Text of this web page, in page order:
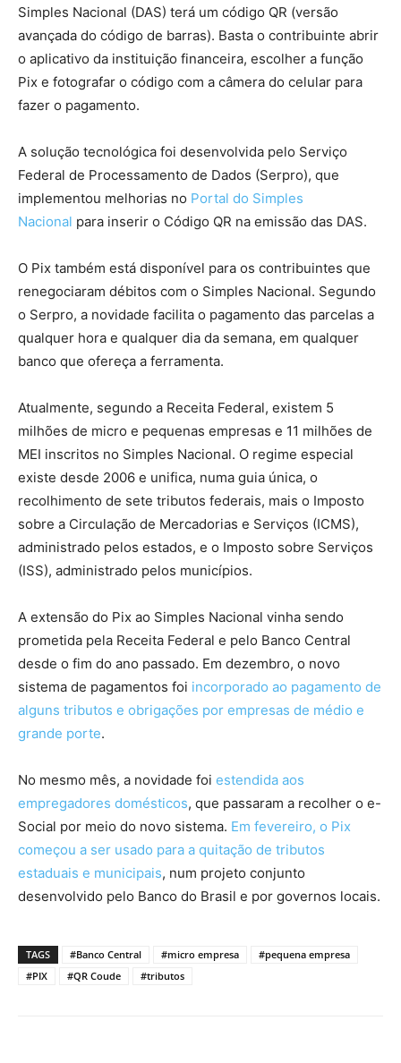
Simples Nacional (DAS) terá um código QR (versão
avançada do código de barras). Basta o contribuinte abrir
o aplicativo da instituição financeira, escolher a função
Pix e fotografar o código com a câmera do celular para
fazer o pagamento.
A solução tecnológica foi desenvolvida pelo Serviço
Federal de Processamento de Dados (Serpro), que
implementou melhorias no Portal do Simples
Nacional para inserir o Código QR na emissão das DAS.
O Pix também está disponível para os contribuintes que
renegociaram débitos com o Simples Nacional. Segundo
o Serpro, a novidade facilita o pagamento das parcelas a
qualquer hora e qualquer dia da semana, em qualquer
banco que ofereça a ferramenta.
Atualmente, segundo a Receita Federal, existem 5
milhões de micro e pequenas empresas e 11 milhões de
MEI inscritos no Simples Nacional. O regime especial
existe desde 2006 e unifica, numa guia única, o
recolhimento de sete tributos federais, mais o Imposto
sobre a Circulação de Mercadorias e Serviços (ICMS),
administrado pelos estados, e o Imposto sobre Serviços
(ISS), administrado pelos municípios.
A extensão do Pix ao Simples Nacional vinha sendo
prometida pela Receita Federal e pelo Banco Central
desde o fim do ano passado. Em dezembro, o novo
sistema de pagamentos foi incorporado ao pagamento de
alguns tributos e obrigações por empresas de médio e
grande porte.
No mesmo mês, a novidade foi estendida aos
empregadores domésticos, que passaram a recolher o e-
Social por meio do novo sistema. Em fevereiro, o Pix
começou a ser usado para a quitação de tributos
estaduais e municipais, num projeto conjunto
desenvolvido pelo Banco do Brasil e por governos locais.
TAGS #Banco Central #micro empresa
#pequena empresa
#PIX
#QR Coude #tributos